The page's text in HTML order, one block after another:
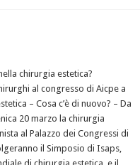
chirurgia estetica?
al congresso di Aicpe a
– Cosa c’è di nuovo? – Da
20 marzo la chirurgia
al Palazzo dei Congressi di
il Simposio di Isaps,